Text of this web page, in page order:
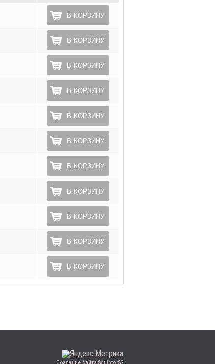
В КОРЗИНУ
В КОРЗИНУ
В КОРЗИНУ
В КОРЗИНУ
В КОРЗИНУ
В КОРЗИНУ
В КОРЗИНУ
В КОРЗИНУ
В КОРЗИНУ
В КОРЗИНУ
В КОРЗИНУ